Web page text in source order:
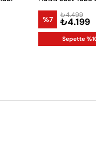
%7 ₺4.199
₺4.499
Sepette